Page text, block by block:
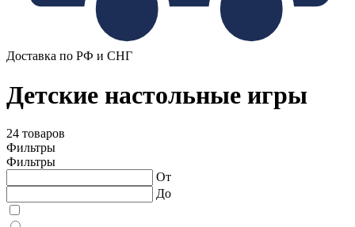
Доставка по РФ и СНГ
Детские настольные игры
24 товаров
Фильтры
Фильтры
От
До